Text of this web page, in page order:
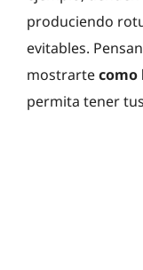
produciendo
evitables.
mostrartecomo
permita tener